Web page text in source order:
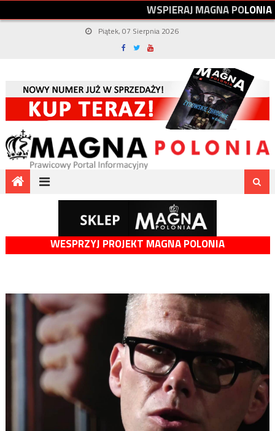
WSPIERAJMAGNAPOLONIA
Piątek, 07 Sierpnia 2026
WESPRZYJ PROJEKT MAGNA POLONIA